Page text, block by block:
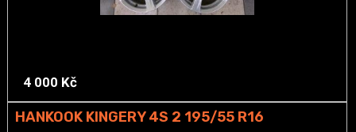
4 000 Kč
HANKOOK KINGERY 4S 2 195/55 R16